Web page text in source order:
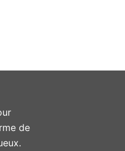
de